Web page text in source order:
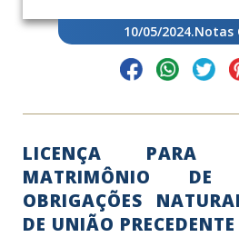
10/05/2024.Notas
LICENÇA PARA
MATRIMÔNIO
OBRIGAÇÕES
DE UNIÃO PRECEDENTE